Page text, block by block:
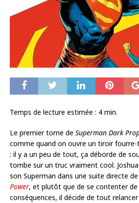
Temps de lecture estimée : 4 min.
Le premier tome de Superman Dark
comme quand on ouvre un tiroir
: il y a un peu de tout, ça déborde de
tombe sur un truc vraiment cool.
son Superman dans une suite directe
Power, et plutôt que de se contenter de
conséquences, il décide de tout